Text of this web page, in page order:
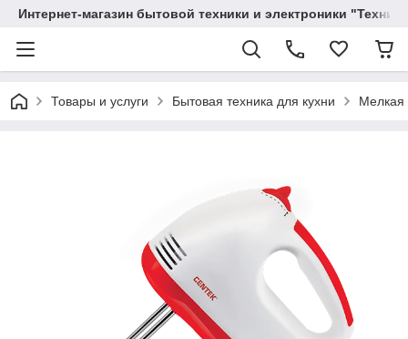
Интернет-магазин бытовой техники и электроники
Товары и услуги Бытовая техника для кухни Мелкая